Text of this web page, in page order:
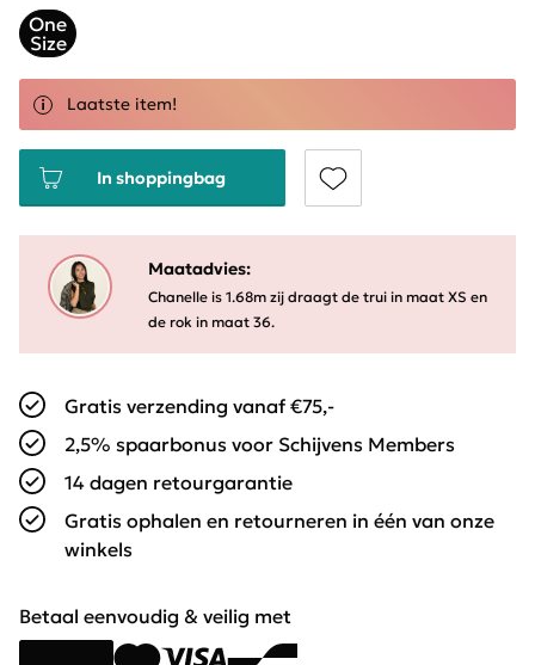
One
Size
Laatste item!
In shoppingbag
Maatadvies:
Chanelle is 1.68m zij draagt de trui in maat XS en
de rok in maat 36.
Gratis verzending vanaf €75,-
2,5% spaarbonus voor Schijvens Members
14 dagen retourgarantie
Gratis ophalen en retourneren in één van onze
winkels
Betaal eenvoudig & veilig met